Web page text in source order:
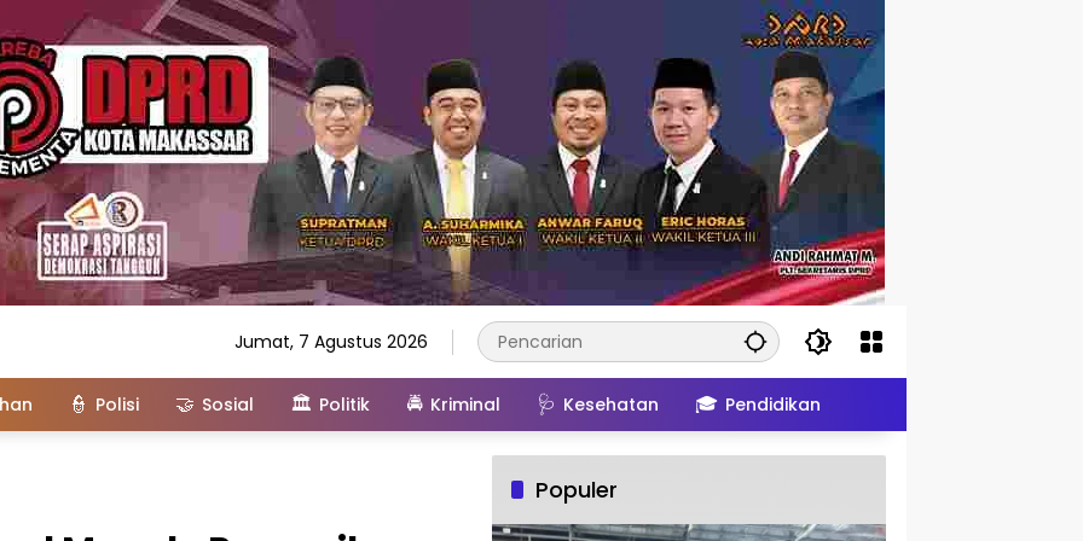
Jumat, 7 Agustus 2026
👮 Polisi 🤝 Sosial 🏛️ Politik 🚔 Kriminal 🩺 Kesehatan 🎓 Pendidikan
Populer